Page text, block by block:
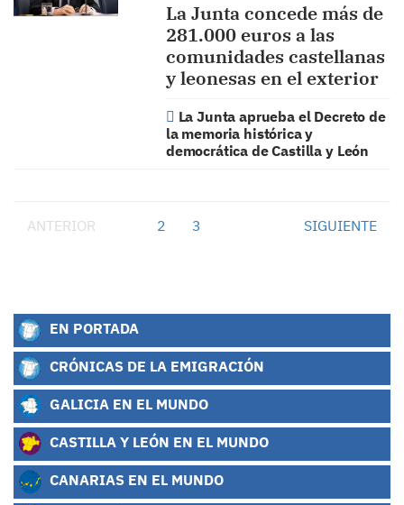
La Junta concede más de
281.000 euros a las
comunidades castellanas
y leonesas en el exterior
La Junta aprueba el Decreto de
la memoria histórica y
democrática de Castilla y León
ANTERIOR 2 3 SIGUIENTE
EN PORTADA
CRÓNICAS DE LA EMIGRACIÓN
GALICIA EN EL MUNDO
CASTILLA Y LEÓN EN EL MUNDO
CANARIAS EN EL MUNDO